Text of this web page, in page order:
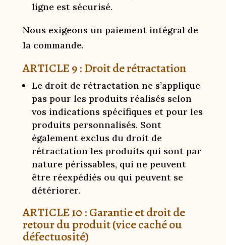
ligne est sécurisé.
Nous exigeons un paiement intégral de
la commande.
ARTICLE 9 : Droit de rétractation
Le droit de rétractation ne s’applique
pas pour les produits réalisés selon
vos indications spécifiques et pour les
produits personnalisés. Sont
également exclus du droit de
rétractation les produits qui sont par
nature périssables, qui ne peuvent
être réexpédiés ou qui peuvent se
détériorer.
ARTICLE 10 : Garantie et droit de
retour du produit (vice caché ou
défectuosité)